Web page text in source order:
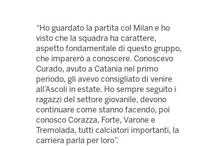
“Ho guardato la partita col Milan e ho
visto che la squadra ha carattere,
aspetto fondamentale di questo gruppo,
che imparerò a conoscere. Conoscevo
Curado, avuto a Catania nel primo
periodo, gli avevo consigliato di venire
all’Ascoli in estate. Ho sempre seguito i
ragazzi del settore giovanile, devono
continuare come stanno facendo, poi
conosco Corazza, Forte, Varone e
Tremolada, tutti calciatori importanti, la
carriera parla per loro”.